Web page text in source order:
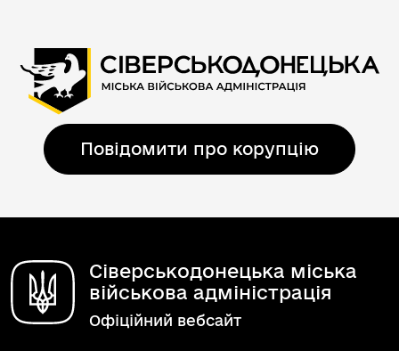
Повідомити про корупцію
Сіверськодонецька міська
військова адміністрація
Офіційний вебсайт